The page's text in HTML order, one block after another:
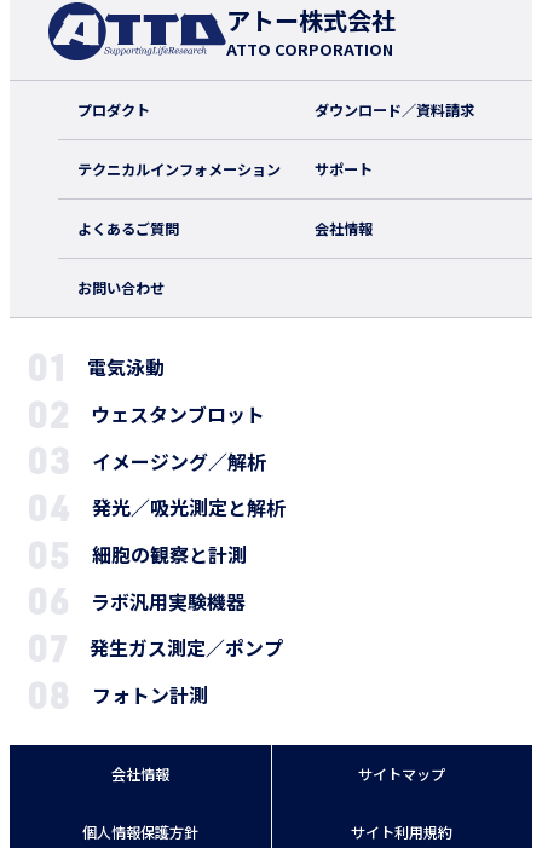
アトー株式会社
ATTO CORPORATION
プロダクト ダウンロード／資料請求
テクニカルインフォメーション サポート
よくあるご質問 会社情報
お問い合わせ
電気泳動
ウェスタンブロット
イメージング／解析
発光／吸光測定と解析
細胞の観察と計測
ラボ汎用実験機器
発生ガス測定／ポンプ
フォトン計測
会社情報 サイトマップ
個人情報保護方針 サイト利用規約